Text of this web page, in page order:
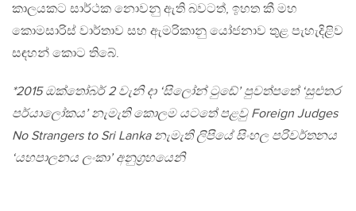
කාලයකට සාර්ථක නොවනු ඇති බවටත්, ඉහත කී මහ
කොමසාරිස් වාර්තාව සහ ඇමරිකානු යෝජනාව තුළ පැහැදිළිව
සඳහන් කොට තිබේ.
*2015 ඔක්තෝබර් 2 වැනි දා ‘සිලෝන් ටුඬේ’ පුවත්පතේ ‘සුළුතර
පර්යාලෝකය’ නැමැති කොලම යටතේ පළවු Foreign Judges
No Strangers to Sri Lanka නැමැති ලිපියේ සිංහල පරිවර්තනය
‘යහපාලනය ලංකා’ අනුග‍්‍රහයෙනි